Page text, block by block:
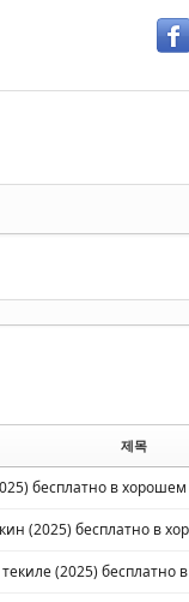
제목
бесплатно в хорошем
(2025) бесплатно в
(2025) бесплатно